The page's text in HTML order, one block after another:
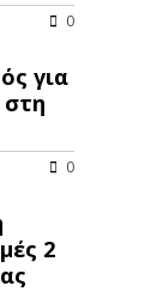
0
για
στη
0
2